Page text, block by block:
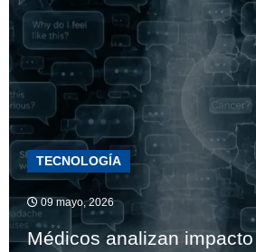
TECNOLOGÍA
09 mayo, 2026
Médicos analizan